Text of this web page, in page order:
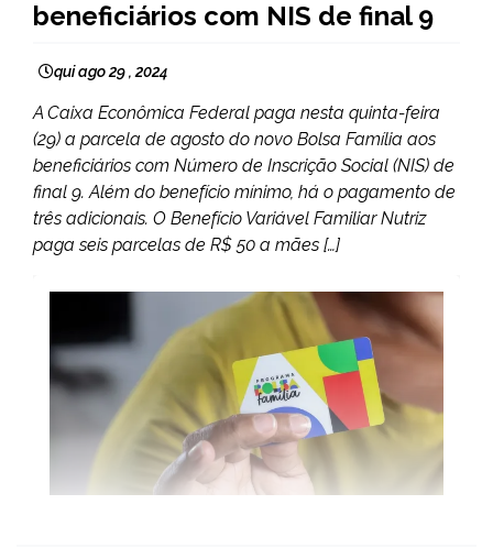
beneficiários com NIS de final 9
qui ago 29 , 2024
A Caixa Econômica Federal paga nesta quinta-feira
(29) a parcela de agosto do novo Bolsa Família aos
beneficiários com Número de Inscrição Social (NIS) de
final 9. Além do benefício mínimo, há o pagamento de
três adicionais. O Benefício Variável Familiar Nutriz
paga seis parcelas de R$ 50 a mães […]